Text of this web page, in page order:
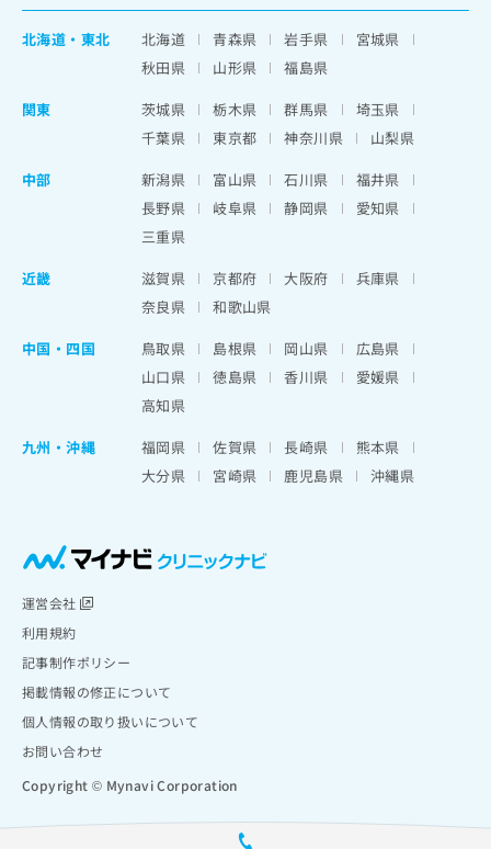
北海道 ・ 東北 北海道 青森県 岩手県
宮城県
秋田県
山形県
福島県
関東
茨城県 栃木県 群馬県
埼玉県
千葉県
東京都 神奈川県
山梨県
中部
新潟県 富山県 石川県
福井県
長野県
岐阜県 静岡県
愛知県
三重県
近畿
滋賀県 京都府 大阪府
兵庫県
奈良県
和歌山県
中国・四国
鳥取県 島根県 岡山県
広島県
山口県
徳島県 香川県
愛媛県
高知県
九州・沖縄
福岡県 佐賀県 長崎県
熊本県
大分県
宮崎県 鹿児島県 沖縄県
運営会社
利用規約
記事制作ポリシー
掲載情報の修正について
個人情報の取り扱いについて
お問い合わせ
Copyright © Mynavi Corporation